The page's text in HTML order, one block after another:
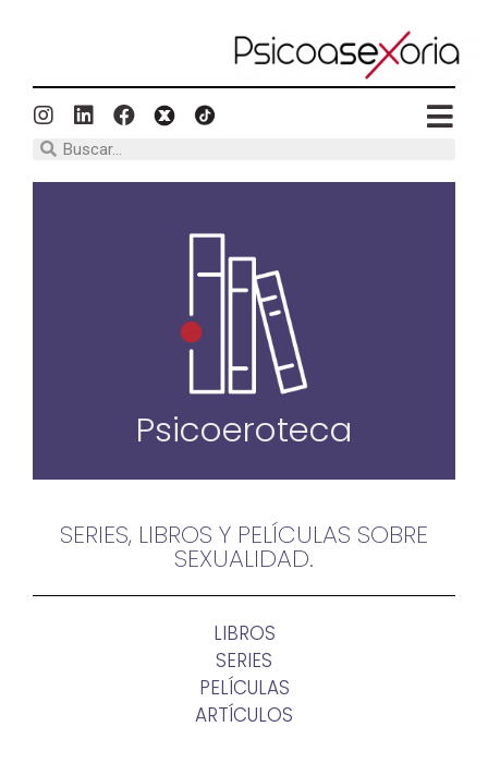
Psicoeroteca
SERIES, LIBROS Y PELÍCULAS SOBRE
SEXUALIDAD.
LIBROS
SERIES
PELÍCULAS
ARTÍCULOS